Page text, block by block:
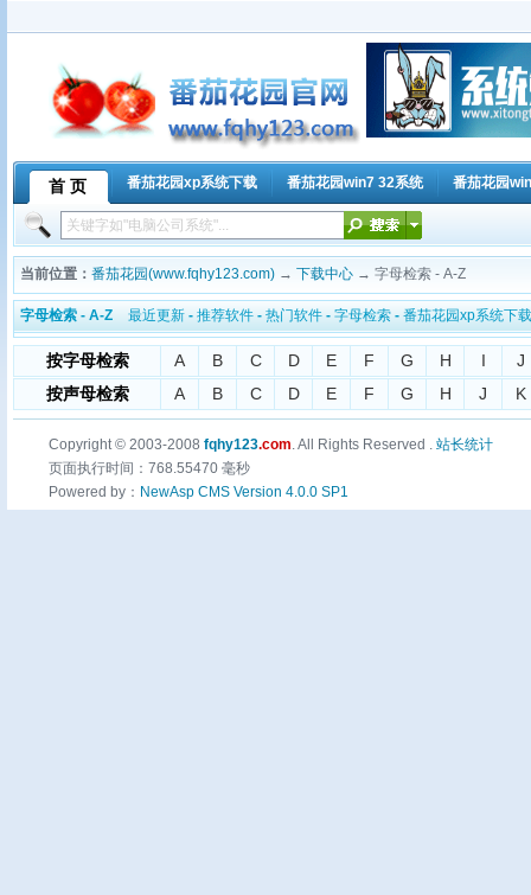
首 页 番茄花园xp系统下载 番茄花园win7 32系统 番茄花园
当前位置： 番茄花园(www.fqhy123.com) → 下载中心 → 字母检索 - A-Z
字母检索 - A-Z 最近更新 - 推荐软件 - 热门软件 - 字母检索 - 番茄花园xp系统下载
按字母检索 A B C D E F G H I
J
按声母检索
A B C D E F G H J K
Copyright © 2003-2008 fqhy123.com. All Rights Reserved . 站长统计
页面执行时间：768.55470 毫秒
Powered by： NewAsp CMS Version 4.0.0 SP1